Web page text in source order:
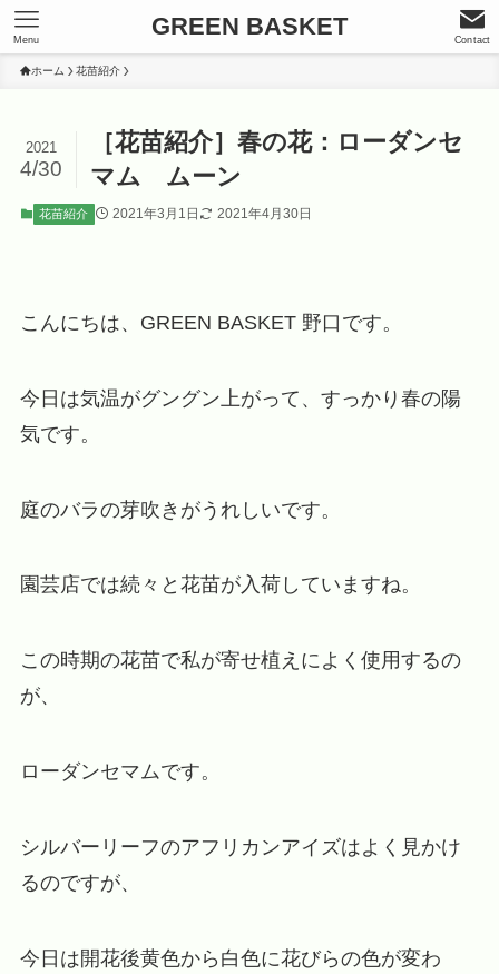
GREEN BASKET Contact
Menu
ホーム 花苗紹介
［花苗紹介］春の花：ローダンセ
マム ムーン
2021
4/30
花苗紹介 2021年3月1日 2021年4月30日
こんにちは、GREEN BASKET 野口です。
今日は気温がグングン上がって、すっかり春の陽
気です。
庭のバラの芽吹きがうれしいです。
園芸店では続々と花苗が入荷していますね。
この時期の花苗で私が寄せ植えによく使用するの
が、
ローダンセマムです。
シルバーリーフのアフリカンアイズはよく見かけ
るのですが、
今日は開花後黄色から白色に花びらの色が変わ